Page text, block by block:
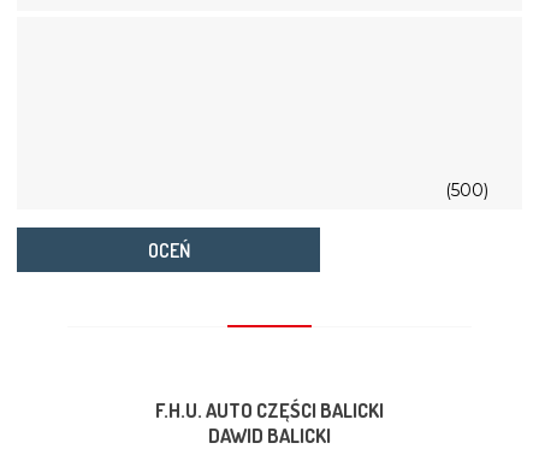
(500)
OCEŃ
F.H.U. AUTO CZĘŚCI BALICKI
DAWID BALICKI